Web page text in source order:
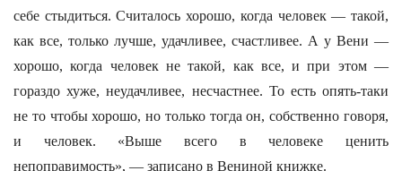
себе стыдиться. Считалось хорошо, когда человек — такой,
как все, только лучше, удачливее, счастливее. А у Вени —
хорошо, когда человек не такой, как все, и при этом —
гораздо хуже, неудачливее, несчастнее. То есть опять-таки
не то чтобы хорошо, но только тогда он, собственно говоря,
и человек. «Выше всего в человеке ценить
непоправимость», — записано в Вениной книжке.